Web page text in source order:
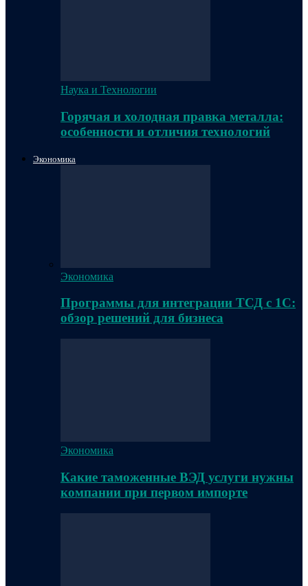
Наука и Технологии
Горячая и холодная правка металла:
особенности и отличия технологий
Экономика
Экономика
Программы для интеграции ТСД с 1С:
обзор решений для бизнеса
Экономика
Какие таможенные ВЭД услуги нужны
компании при первом импорте